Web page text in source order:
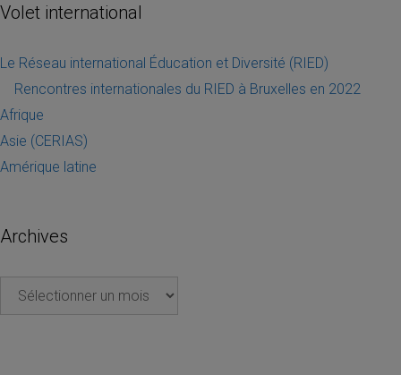
Volet international
Le Réseau international Éducation et Diversité (RIED)
Rencontres internationales du RIED à Bruxelles en 2022
Afrique
Asie (CERIAS)
Amérique latine
Archives